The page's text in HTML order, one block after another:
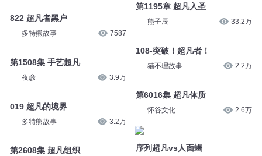
822 超凡者黑户
多特熊故事 7587
第1508集 手艺超凡
夜彦 3.9万
019 超凡的境界
多特熊故事 3.2万
第2608集 超凡组织
第1195章 超凡入圣
熊子辰 33.2万
108-突破！超凡者！
猫不理故事 2.2万
第6016集 超凡体质
怀谷文化 2.6万
序列超凡vs人面蝎